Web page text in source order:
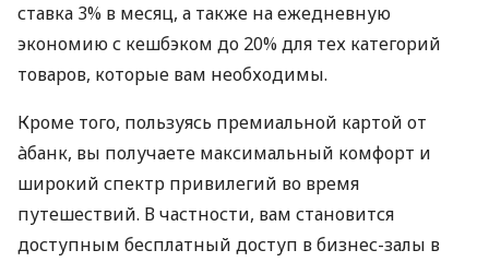
ставка 3% в месяц, а также на ежедневную
экономию с кешбэком до 20% для тех категорий
товаров, которые вам необходимы.
Кроме того, пользуясь премиальной картой от
àбанк, вы получаете максимальный комфорт и
широкий спектр привилегий во время
путешествий. В частности, вам становится
доступным бесплатный доступ в бизнес-залы в